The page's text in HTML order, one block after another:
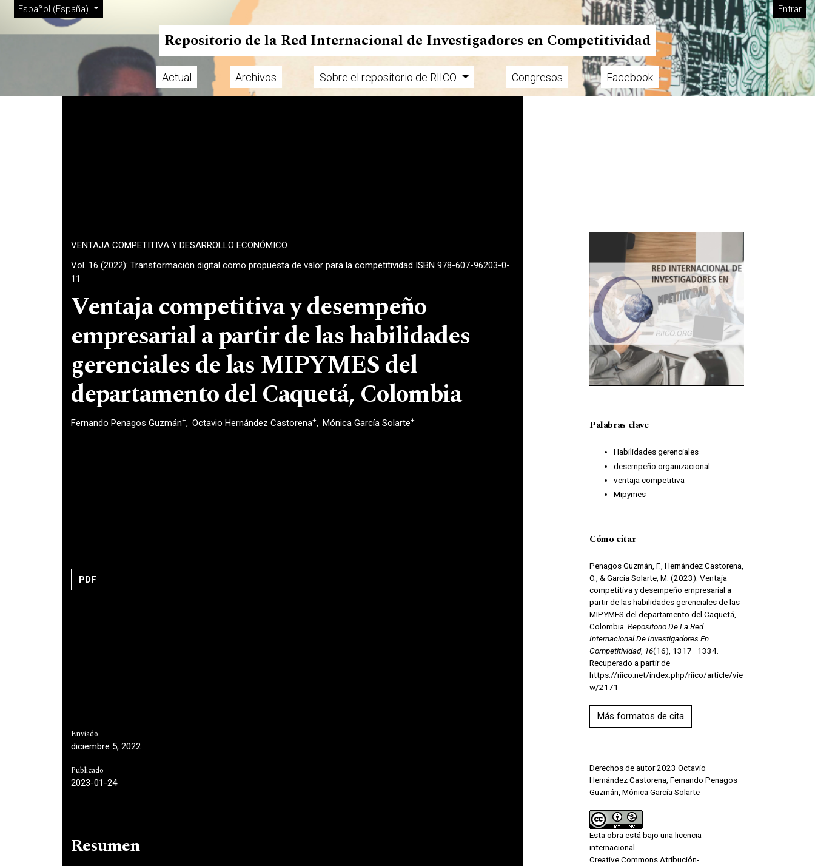
Ir al menú de navegación principal
Ir al contenido principal
Ir al pie de página del sitio
Cambiar el idioma. El actual es:
Español (España)
Menú de administración Entrar
Repositorio de la Red Internacional de Investigadores en Competitividad
Menú principal Actual Archivos Sobre el repositorio de RIICO Congresos Facebook
VENTAJA COMPETITIVA Y DESARROLLO ECONÓMICO
Vol. 16 (2022): Transformación digital como propuesta de valor para la competitividad ISBN 978-607-96203-0-
11
Ventaja competitiva y desempeño
empresarial a partir de las habilidades
gerenciales de las MIPYMES del
departamento del Caquetá, Colombia
Fernando Penagos Guzmán+ Octavio Hernández Castorena+ Mónica García Solarte+
PDF
Enviado
diciembre 5, 2022
Publicado
2023-01-24
Resumen
Imagen de portada
Palabras clave
Habilidades gerenciales
desempeño organizacional
ventaja competitiva
Mipymes
Cómo citar
Penagos Guzmán, F., Hernández Castorena,
O., & García Solarte, M. (2023). Ventaja
competitiva y desempeño empresarial a
partir de las habilidades gerenciales de las
MIPYMES del departamento del Caquetá,
Colombia. Repositorio De La Red
Internacional De Investigadores En
Competitividad, 16(16), 1317–1334.
Recuperado a partir de
https://riico.net/index.php/riico/article/vie
w/2171
Más formatos de cita
Derechos de autor 2023 Octavio
Hernández Castorena, Fernando Penagos
Guzmán, Mónica García Solarte
Esta obra está bajo una licencia
internacional
Creative Commons Atribución-